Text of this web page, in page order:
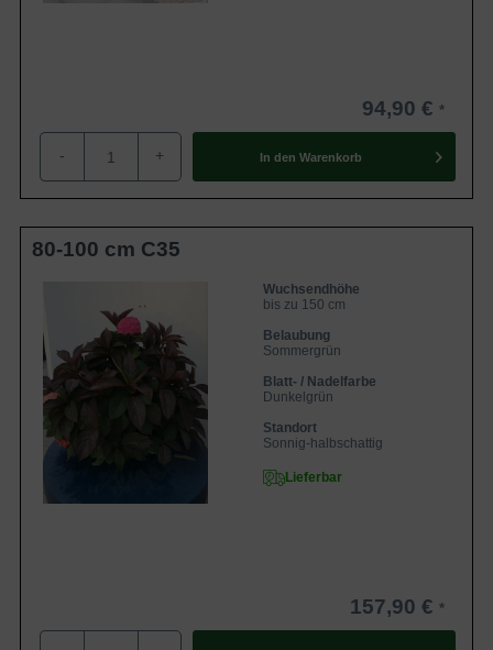
94,90 €
- + In den Warenkorb
80-100 cm C35
Wuchsendhöhe
bis zu 150 cm
Belaubung
Sommergrün
Blatt- / Nadelfarbe
Dunkelgrün
Standort
Sonnig-halbschattig
Lieferbar
157,90 €